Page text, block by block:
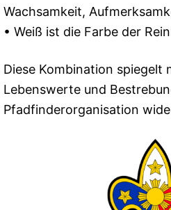
Wachsamkeit,
• Weiß ist die Farbe der
Diese Kombination spiegelt
Lebenswerte und
Pfadfinderorganisation